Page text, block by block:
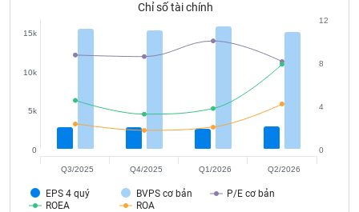
Chỉ số tài chính
EPS 4 quý BVPS cơ bản
P/E cơ bản
ROEA
ROA
0
5k
10k
15k
0
4
8
12
Q3/2025 Q4/2025 Q1/2026 Q2/2026
tài